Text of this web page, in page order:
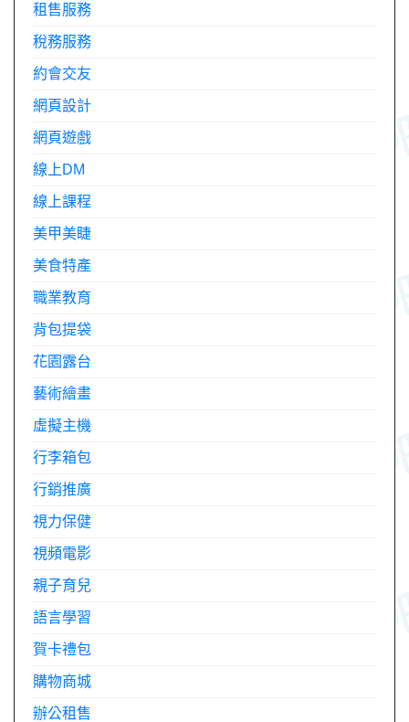
租售服務
稅務服務
約會交友
網頁設計
網頁遊戲
線上DM
線上課程
美甲美睫
美食特產
職業教育
背包提袋
花園露台
藝術繪畫
虛擬主機
行李箱包
行銷推廣
視力保健
視頻電影
親子育兒
語言學習
賀卡禮包
購物商城
辦公租售